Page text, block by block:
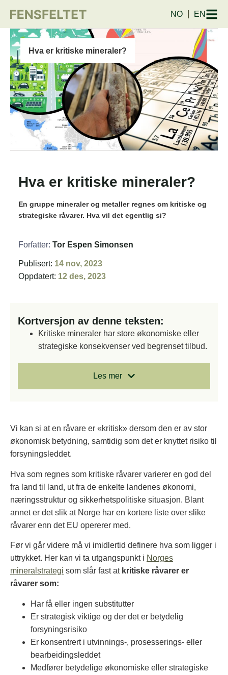
NO EN
Hva er kritiske mineraler?
Hva er kritiske mineraler?
En gruppe mineraler og metaller regnes om kritiske og
strategiske råvarer. Hva vil det egentlig si?
Forfatter: Tor Espen Simonsen
Publisert: 14 nov, 2023
Oppdatert: 12 des, 2023
Kortversjon av denne teksten:
Kritiske mineraler har store økonomiske eller
strategiske konsekvenser ved begrenset tilbud.
ofte konsentrert i få land, noe som gir økt
Europa forbruker 25 prosent av verdens kritiske
prosent selv.
Det gjør både EU og Norge avhengig av import,
spesielt fra Kina.
Sjeldne jordarter regnes også som strategiske
råvarer. Det vil si råvarer som er særlig viktig for
felter som grønn omstilling, forsvar og
digitalisering.
Les mer
Vi kan si at en råvare er «kritisk» dersom den er av stor
økonomisk betydning, samtidig som det er knyttet risiko til
forsyningsleddet.
Hva som regnes som kritiske råvarer varierer en god del
fra land til land, ut fra de enkelte landenes økonomi,
næringsstruktur og sikkerhetspolitiske situasjon. Blant
annet er det slik at Norge har en kortere liste over slike
råvarer enn det EU opererer med.
Før vi går videre må vi imidlertid definere hva som ligger i
uttrykket. Her kan vi ta utgangspunkt i Norges
mineralstrategi som slår fast at kritiske råvarer er
råvarer som:
Har få eller ingen substitutter
Er strategisk viktige og der det er betydelig
forsyningsrisiko
Er konsentrert i utvinnings-, prosesserings- eller
bearbeidingsleddet
Medfører betydelige økonomiske eller strategiske